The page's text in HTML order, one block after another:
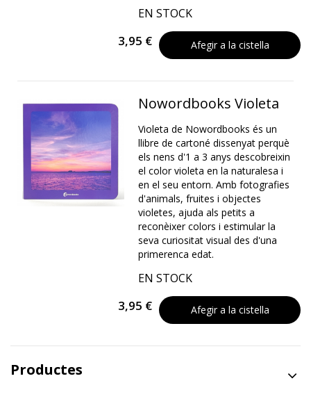
EN STOCK
3,95 € Afegir a la cistella
Nowordbooks Violeta
Violeta de Nowordbooks és un
llibre de cartoné dissenyat perquè
els nens d'1 a 3 anys descobreixin
el color violeta en la naturalesa i
en el seu entorn. Amb fotografies
d'animals, fruites i objectes
violetes, ajuda als petits a
reconèixer colors i estimular la
seva curiositat visual des d'una
primerenca edat.
EN STOCK
3,95 € Afegir a la cistella
Productes